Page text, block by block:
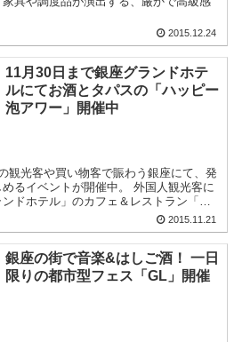
2015.12.24
11月30日まで銀座グランドホテ
ルにてお酒とタパスの「ハッピー
泡アワー」開催中
観光客や買い物客で賑わう銀座にて、発
るイベントが開催中。 外国人観光客に
ドホテル」のカフェ＆レストラン「ノ
2015.11.21
銀座の街で音楽&はしご酒！ 一日
限りの都市型フェス「GL」開催